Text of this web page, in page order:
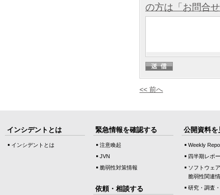
の方は「お問合
<< 前へ
インシデントとは
インシデントとは
緊急情報を確認する
注意喚起
JVN
脆弱性対策情報
依頼・相談する
公開資料を
Weekly
四半期レポ
ソフトウェ
脆弱性関連
研究・調査